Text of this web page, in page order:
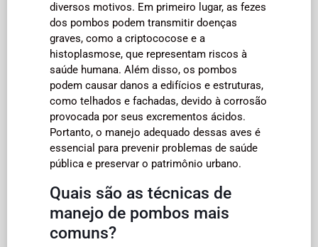
diversos motivos. Em primeiro lugar, as fezes
dos pombos podem transmitir doenças
graves, como a criptococose e a
histoplasmose, que representam riscos à
saúde humana. Além disso, os pombos
podem causar danos a edifícios e estruturas,
como telhados e fachadas, devido à corrosão
provocada por seus excrementos ácidos.
Portanto, o manejo adequado dessas aves é
essencial para prevenir problemas de saúde
pública e preservar o patrimônio urbano.
Quais são as técnicas de
manejo de pombos mais
comuns?